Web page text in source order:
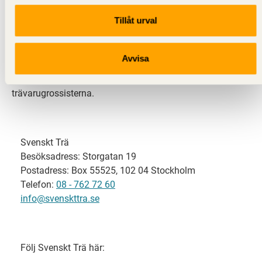
Tillåt urval
Avvisa
Svenskt Trä representerar svensk sågverksindustri
och är en del av branschorganisationen
svensk limträ-, KL-trä- och förpackningsindustri samt
trävarugrossisterna.
Svenskt Trä
Besöksadress: Storgatan 19
Postadress: Box 55525, 102 04 Stockholm
Telefon: 08 - 762 72 60
info@svenskttra.se
Följ Svenskt Trä här: